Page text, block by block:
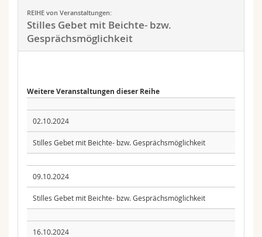
REIHE von Veranstaltungen:
Stilles Gebet mit Beichte- bzw.
Gesprächsmöglichkeit
Weitere Veranstaltungen dieser Reihe
02.10.2024
Stilles Gebet mit Beichte- bzw. Gesprächsmöglichkeit
09.10.2024
Stilles Gebet mit Beichte- bzw. Gesprächsmöglichkeit
16.10.2024